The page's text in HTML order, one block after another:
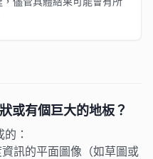
或有個巨大的地板？
：
訊的平面圖像（如草圖或